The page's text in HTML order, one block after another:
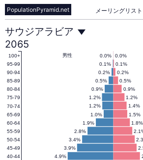
メーリングリスト
PopulationPyramid.net
サ
ウ
ジ
ア
ラ
サウジアラビア
2065
4.9%
3.9%
3.4%
2.8%
1.8%
1.9%
1.5%
1.0%
1.4%
1.2%
1.2%
1.2%
0.9%
0.9%
0.5%
0.5%
0.2%
0.2%
0.1%
0.1%
0.0%
0.0%
男性
40-44
45-49
50-54
55-59
60-64
65-69
70-74
75-79
80-84
85-89
90-94
95-99
100+